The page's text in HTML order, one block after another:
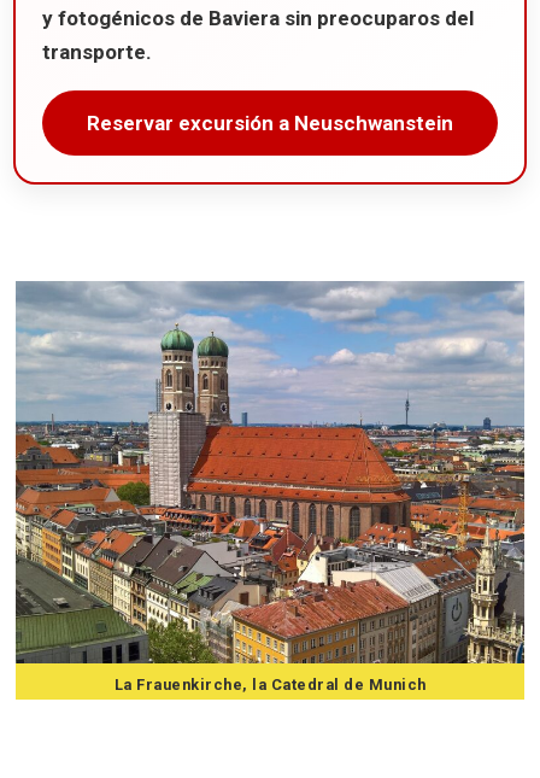
y fotogénicos de Baviera sin preocuparos del
transporte.
Reservar excursión a Neuschwanstein
La Frauenkirche, la Catedral de Munich